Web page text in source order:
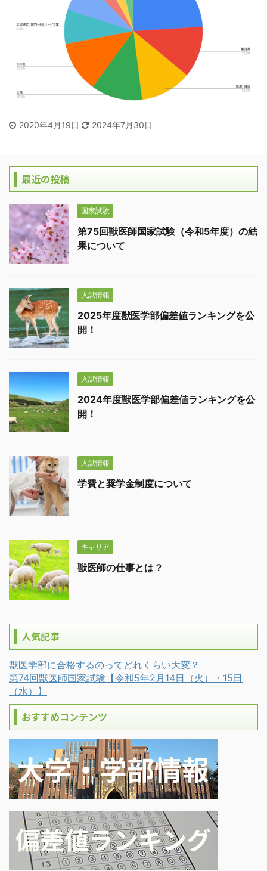
2020年4月19日 2024年7月30日
最近の投稿
国家試験
第75回獣医師国家試験（令和5年度）の結
果について
入試情報
2025年度獣医学部偏差値ランキングを公
開！
入試情報
2024年度獣医学部偏差値ランキングを公
開！
入試情報
学費と奨学金制度について
キャリア
獣医師の仕事とは？
人気記事
獣医学部に合格するのってどれくらい大変？
第74回獣医師国家試験【令和5年2月14日（火）・15日
（水）】
おすすめコンテンツ